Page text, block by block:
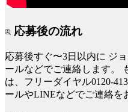
応募後の流れ
応募後すぐ〜3日以内に ジ
ールなどでご連絡します。
は、フリーダイヤル0120-
ールやLINEなどでご連絡を